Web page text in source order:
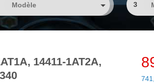
3
14411-1AT2A,